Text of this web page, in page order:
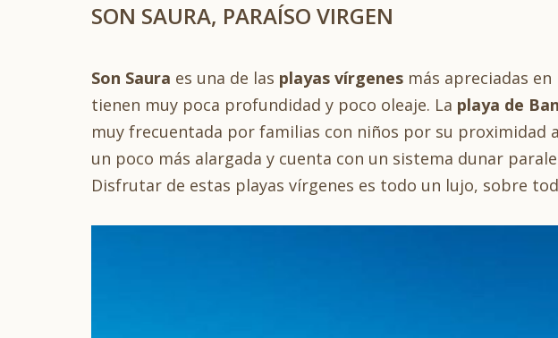
SON SAURA, PARAÍSO VIRGEN
Son Saura es una de las playas vírgenes más apreciadas
tienen muy poca profundidad y poco oleaje. La playa de
muy frecuentada por familias con niños por su proximidad
un poco más alargada y cuenta con un sistema dunar
Disfrutar de estas playas vírgenes es todo un lujo, sobre